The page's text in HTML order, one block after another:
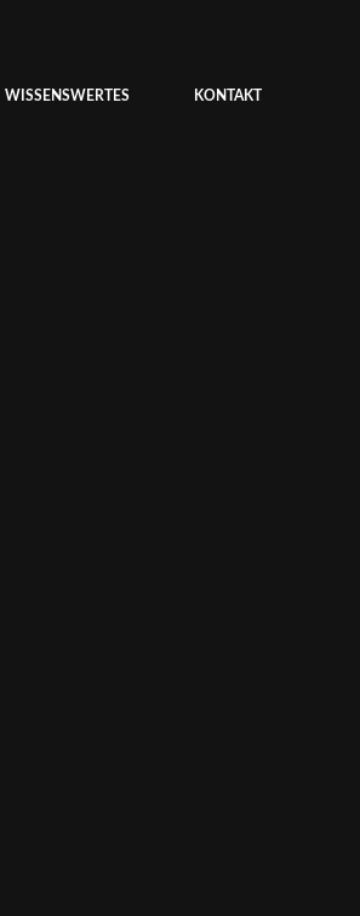
WISSENSWERTES KONTAKT